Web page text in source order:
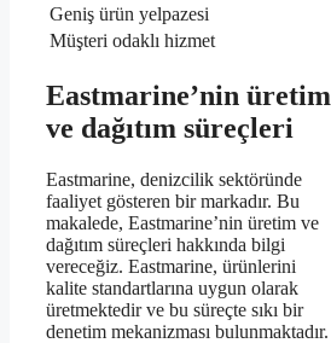
Geniş ürün yelpazesi
Müşteri odaklı hizmet
Eastmarine’nin üretim
ve dağıtım süreçleri
Eastmarine, denizcilik sektöründe
faaliyet gösteren bir markadır. Bu
makalede, Eastmarine’nin üretim ve
dağıtım süreçleri hakkında bilgi
vereceğiz. Eastmarine, ürünlerini
kalite standartlarına uygun olarak
üretmektedir ve bu süreçte sıkı bir
denetim mekanizması bulunmaktadır.